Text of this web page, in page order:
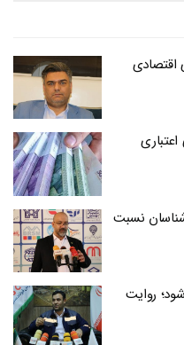
اقتصادی
نسبت
روایت